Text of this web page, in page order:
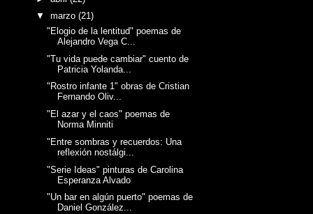
▼ marzo (21)
"Elogio de la lentitud" poemas de
Alejandro Vega C...
"Tu vida puede cambiar" cuento de
Patricia Yolanda...
"Rostro infante 1" obras de Cristian
Fernando Oliv...
"El azar y el caos" poemas de
Norma Minniti
"Entre sombras y recuerdos: Una
reflexión nostálgi...
"Serie Ideas" pinturas de Carolina
Esperanza Alvado
"Un bar en algún puerto" poemas de
Daniel González...